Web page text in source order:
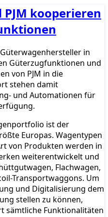
kooperieren
in
Güterzugfunktionen und
von PJM in die
stehen damit
und Automationen für
ist der
Europas. Wagentypen
von Produkten werden in
weiterentwickelt und
Flachwagen,
Transportwaggons. Um
und Digitalisierung dem
stellen zu können,
sämtliche Funktionalitäten